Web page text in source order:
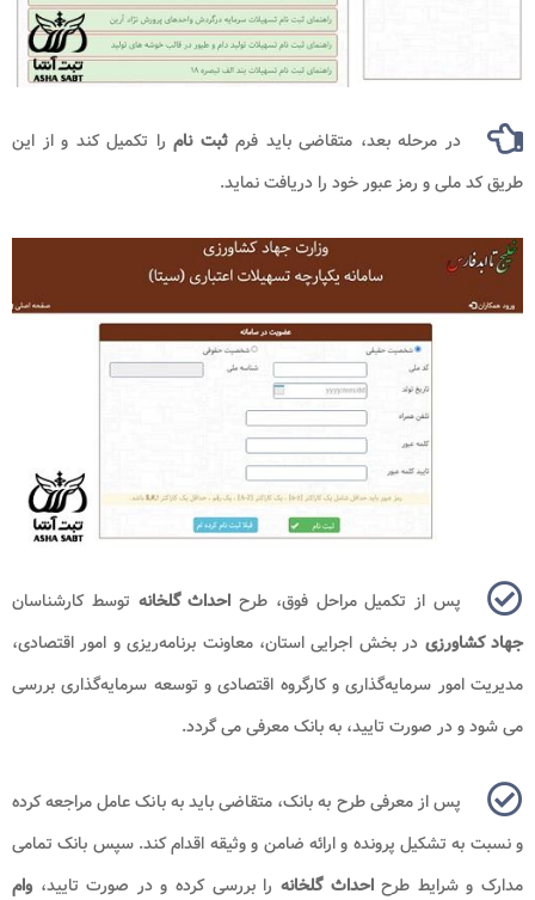
در مرحله بعد، متقاضی باید فرمثبت نامرا تکمیل کند و از این
طریق کد ملی و رمز عبور خود را دریافت نماید.
پس از تکمیل مراحل فوق، طرح احداث گلخانه توسط کارشناسان
جهاد کشاورزی در بخش اجرایی استان، معاونت برنامه‌ریزی و امور اقتصادی،
مدیریت امور سرمایه‌گذاری و کارگروه اقتصادی و توسعه سرمایه‌گذاری بررسی
می شود و در صورت تایید، به بانک معرفی می گردد.
پس از معرفی طرح به بانک، متقاضی باید به بانک عامل مراجعه کرده
و نسبت به تشکیل پرونده و ارائه ضامن و وثیقه اقدام کند. سپس بانک تمامی
مدارک و شرایط طرحاحداث گلخانه را بررسی کرده و در صورت تایید، وام